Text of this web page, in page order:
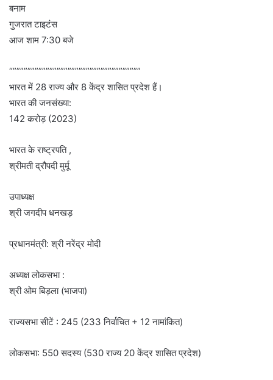
बनाम
गुजरात टाइटंस
आज शाम 7:30 बजे
“”””””””””””””””””””””””””””””””””””
भारत में 28 राज्य और 8 केंद्र शासित प्रदेश हैं।
भारत की जनसंख्या:
142 करोड़ (2023)
भारत के राष्ट्रपति ,
श्रीमती द्रौपदी मुर्मू
उपाध्यक्ष
श्री जगदीप धनखड़
प्रधानमंत्री: श्री नरेंद्र मोदी
अध्यक्ष लोकसभा :
श्री ओम बिड़ला (भाजपा)
राज्यसभा सीटें : 245 (233 निर्वाचित + 12 नामांकित)
लोकसभा: 550 सदस्य (530 राज्य 20 केंद्र शासित प्रदेश)